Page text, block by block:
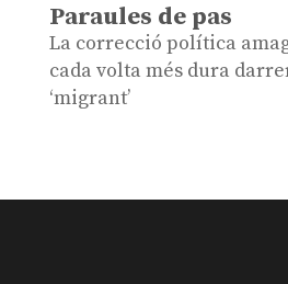
Paraules de pas
La correcció política
cada volta més dura
‘migrant’